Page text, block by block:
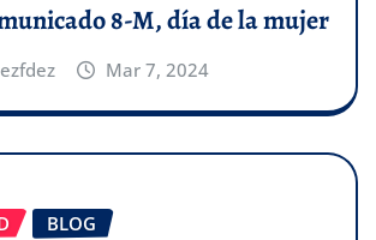
8-M, día de la mujer
Mar 7, 2024
BLOG